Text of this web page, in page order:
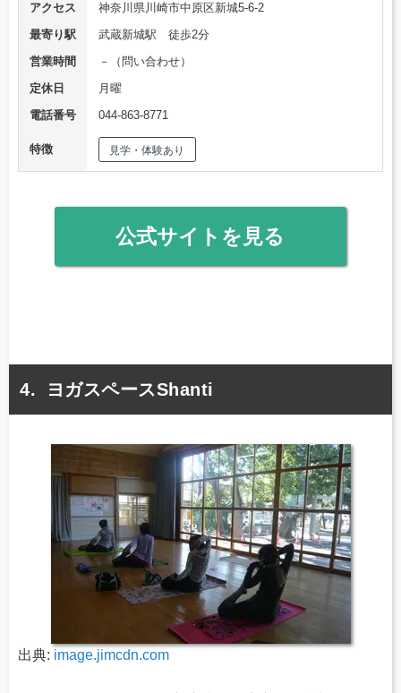
アクセス
神奈川県川崎市中原区新城5-6-2
最寄り駅
武蔵新城駅 徒歩2分
営業時間
－（問い合わせ）
定休日
月曜
電話番号
044-863-8771
特徴 見学・体験あり
公式サイトを見る
ヨガスペースShanti
出典: image.jimcdn.com